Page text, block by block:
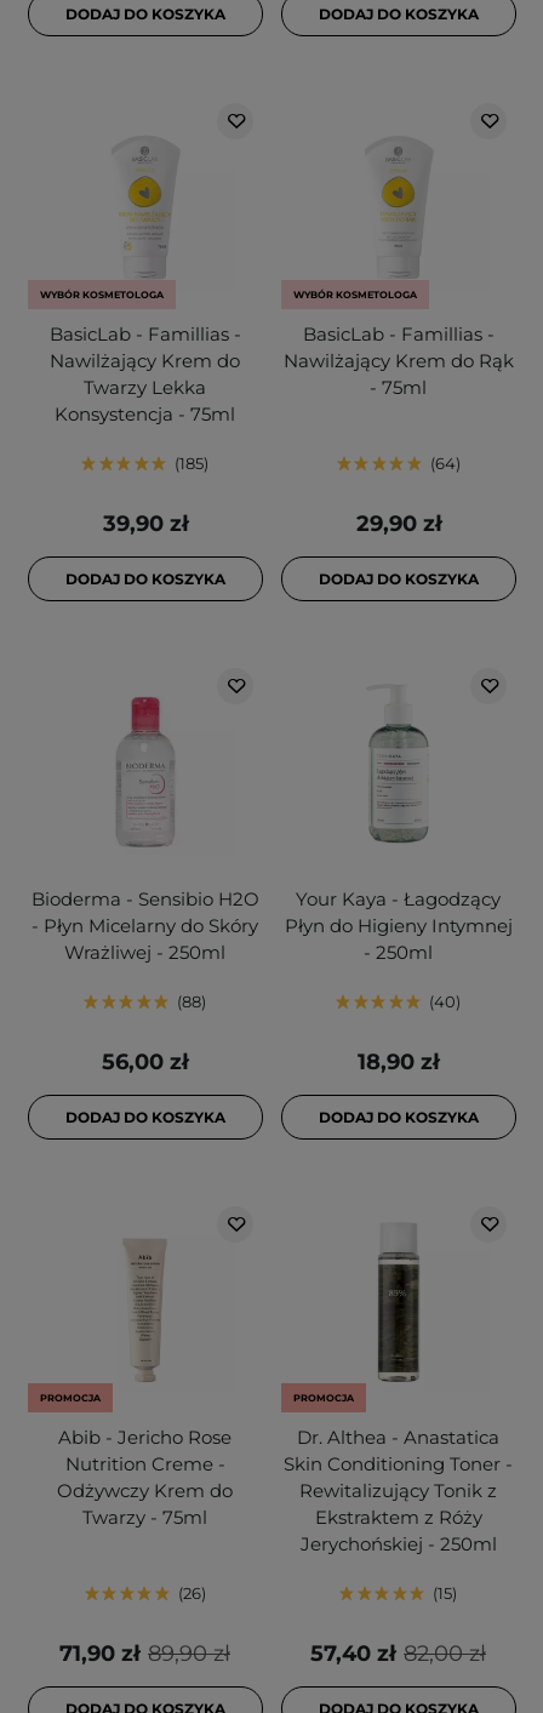
DODAJ DO KOSZYKA DODAJ DO KOSZYKA
WYBÓR KOSMETOLOGA
BasicLab - Famillias -
Nawilżający Krem do
Twarzy Lekka
Konsystencja - 75ml
185
39,90 zł
DODAJ DO KOSZYKA
WYBÓR KOSMETOLOGA
BasicLab - Famillias -
Nawilżający Krem do Rąk
- 75ml
64
29,90 zł
DODAJ DO KOSZYKA
Bioderma - Sensibio H2O
- Płyn Micelarny do Skóry
Wrażliwej - 250ml
88
56,00 zł
DODAJ DO KOSZYKA
Your Kaya - Łagodzący
Płyn do Higieny Intymnej
- 250ml
40
18,90 zł
DODAJ DO KOSZYKA
PROMOCJA
Abib - Jericho Rose
Nutrition Creme -
Odżywczy Krem do
Twarzy - 75ml
26
89,90 zł
71,90 zł
DODAJ DO KOSZYKA
PROMOCJA
Dr. Althea - Anastatica
Skin Conditioning Toner -
Rewitalizujący Tonik z
Ekstraktem z Róży
Jerychońskiej - 250ml
15
82,00 zł
57,40 zł
DODAJ DO KOSZYKA